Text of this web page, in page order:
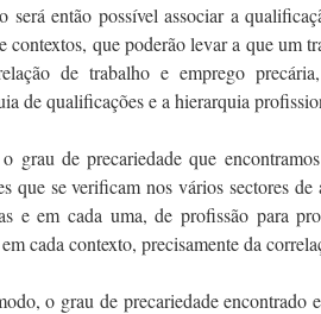
será então possível associar a
contextos, que poderão levar a que um
de trabalho e emprego
de qualificações e a hierarquia
grau de precariedade que
que se verificam nos vários sectores
e em cada uma, de profissão para
cada contexto, precisamente da
o grau de precariedade encontrado